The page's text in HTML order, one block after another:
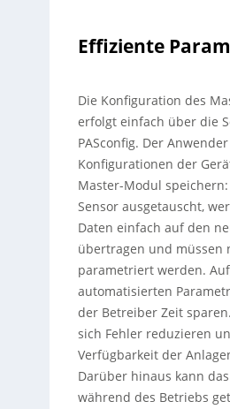
Effiziente
Die Konfiguration des
erfolgt einfach über die
PASconfig. Der
Konfigurationen der
Master-Modul
Sensor ausgetauscht,
Daten einfach auf den
übertragen und müssen
parametriert werden.
automatisierten
der Betreiber Zeit
sich Fehler reduzieren
Verfügbarkeit der
Darüber hinaus kann
während des Betriebs